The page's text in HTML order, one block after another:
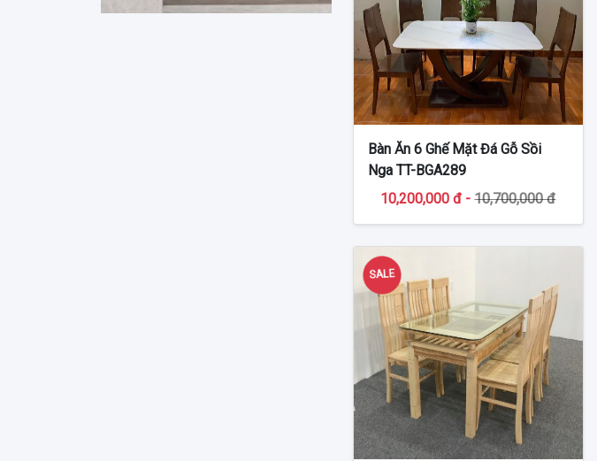
Bàn Ăn 6 Ghế Mặt Đá Gỗ Sồi
Nga TT-BGA289
10,200,000 đ -10,700,000 đ
SALE